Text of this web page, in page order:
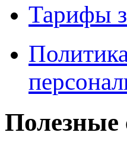
Тарифы
Полезные